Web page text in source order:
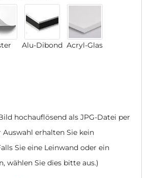
Alu-Dibond Acryl-Glas
hochauflösend als JPG-Datei per
Auswahl erhalten Sie kein
Sie eine Leinwand oder ein
wählen Sie dies bitte aus.)